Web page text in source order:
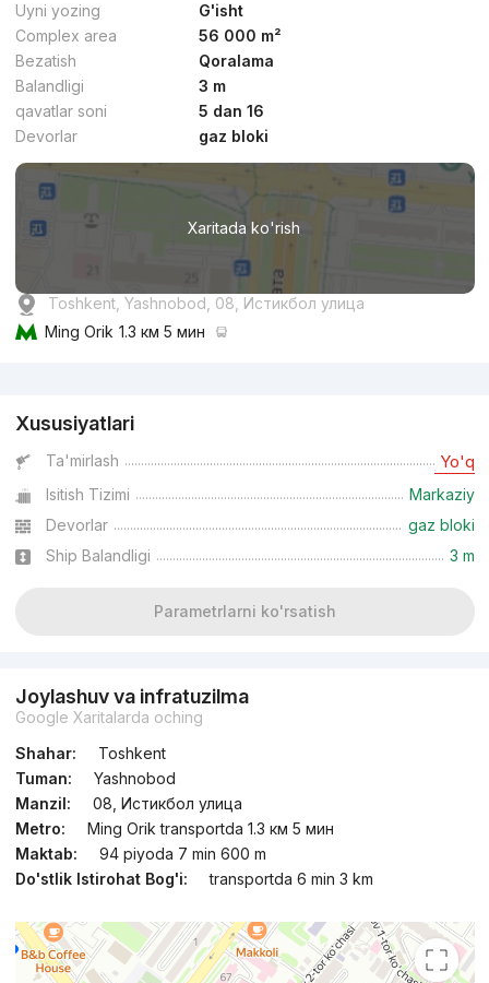
Uyni yozing
G'isht
Complex area
56 000 m²
Bezatish
Qoralama
Balandligi
3 m
qavatlar soni
5 dan 16
Devorlar
gaz bloki
Xaritada ko'rish
Toshkent, Yashnobod, 08, Истикбол улица
Ming Orik 1.3 км 5 мин
Xususiyatlari
Ta'mirlash Yo'q
Isitish Tizimi
Markaziy
Devorlar
gaz bloki
Ship Balandligi
3 m
Parametrlarni ko'rsatish
Joylashuv va infratuzilma
Google Xaritalarda oching
Shahar:
Toshkent
Tuman:
Yashnobod
Manzil:
08, Истикбол улица
Metro:
Ming Orik transportda 1.3 км 5 мин
Maktab:
94 piyoda 7 min 600 m
Do'stlik Istirohat Bog'i:
transportda 6 min 3 km